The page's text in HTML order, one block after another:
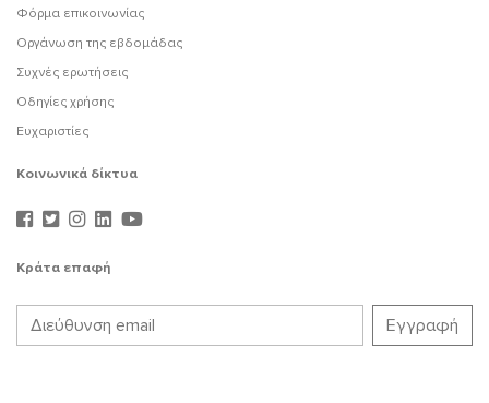
Φόρμα επικοινωνίας
Οργάνωση της εβδομάδας
Συχνές ερωτήσεις
Οδηγίες χρήσης
Ευχαριστίες
Κοινωνικά δίκτυα
Κράτα επαφή